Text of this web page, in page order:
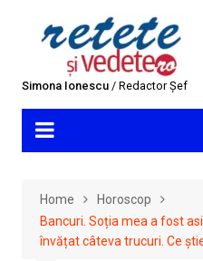
Simona Ionescu/ Redactor Șef
Home
Horoscop
Bancuri. Soția mea a fost
învățat câteva trucuri. Ce